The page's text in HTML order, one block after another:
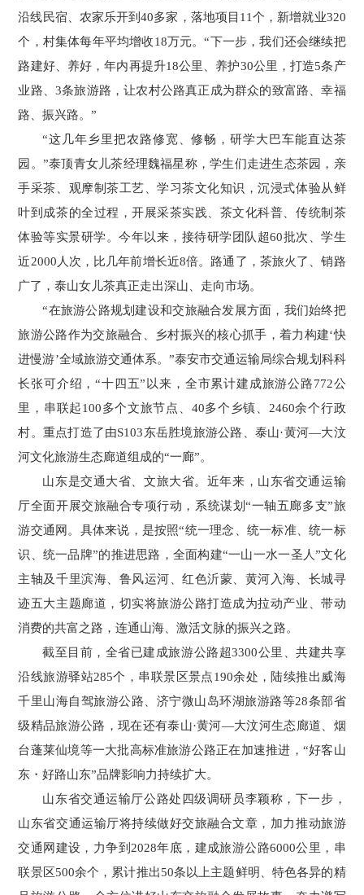
沿线民宿、农家乐开到40多家，落地项目11个，新增就业320
个，村集体每年平均增收18万元。“下一步，我们还会继续把
路建好、养好，年内再提升18公里、养护30公里，打造5条产
业路、3条旅游路，让农村公路真正成为群众的致富路、幸福
路、振兴路。”
“这几年乡里把农路修宽、修畅，研学大巴车能直达茶
园。”泰顶青女儿茶经理魏福星称，学生们走进生态茶园，亲
手采茶、观摩制茶工艺、学习茶文化知识，沉浸式体验从鲜
叶到成茶的全过程，开展采茶实践、茶文化科普、传统制茶
体验等实景研学。今年以来，接待研学团队超60批次、学生
近2000人次，比几年前增长近8倍。路通了，茶旅火了、销路
广了，泰山女儿茶真正走出深山、走向市场。
“在旅游公路规划建设和交旅融合发展方面，我们始终把
旅游公路作为交旅融合、乡村振兴的核心抓手，着力构建‘快
进慢游’全域旅游交通体系。”泰安市交通运输局综合规划科科
长张可介绍，“十四五”以来，全市累计建成旅游公路772公
里，串联起100多个文旅节点、40多个乡镇、2460余个行政
村。重点打造了由S103东岳胜境旅游公路、泰山·黄河—大汶
河文化旅游生态廊道组成的“一廊”。
山东是交通大省、文旅大省。近年来，山东省交通运输
厅全面开展交旅融合专项行动，系统谋划“一轴五廊多支”旅
游交通网。具体来说，是按照“统一理念、统一标准、统一标
识、统一品牌”的推进思路，全面构建“一山一水一圣人”文化
主轴及千里滨海、鲁风运河、红色沂蒙、黄河入海、长城寻
迹五大主题廊道，切实将旅游公路打造成为拉动产业、带动
消费的共富之路，连通山海、激活文脉的振兴之路。
截至目前，全省已建成旅游公路超3300公里、共建共享
沿线旅游驿站285个，串联景区景点190余处，陆续推出威海
千里山海自驾旅游公路、济宁微山岛环湖旅游路等28条部省
级精品旅游公路，现在还有泰山·黄河—大汶河生态廊道、烟
台蓬莱仙境等一大批高标准旅游公路正在加速推进，“好客山
东・好路山东”品牌影响力持续扩大。
山东省交通运输厅公路处四级调研员李颖称，下一步，
山东省交通运输厅将持续做好交旅融合文章，加力推动旅游
交通网建设，力争到2028年底，建成旅游公路6000公里，串
联景区500余个，累计推出50条以上主题鲜明、特色各异的精